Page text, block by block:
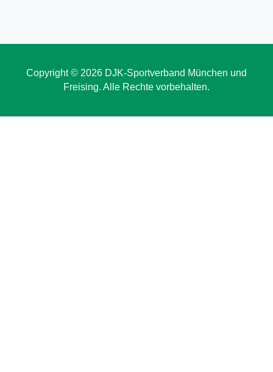
Copyright © 2026 DJK-Sportverband München und
Freising. Alle Rechte vorbehalten.